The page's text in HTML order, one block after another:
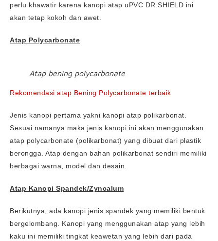
perlu khawatir karena kanopi atap uPVC DR.SHIELD ini
akan tetap kokoh dan awet.
Atap Polycarbonate
Atap bening polycarbonate
Rekomendasi atap Bening Polycarbonate terbaik
Jenis kanopi pertama yakni kanopi atap polikarbonat.
Sesuai namanya maka jenis kanopi ini akan menggunakan
atap polycarbonate (polikarbonat) yang dibuat dari plastik
berongga. Atap dengan bahan polikarbonat sendiri memiliki
berbagai warna, model dan desain.
Atap Kanopi Spandek/Zyncalum
Berikutnya, ada kanopi jenis spandek yang memiliki bentuk
bergelombang. Kanopi yang menggunakan atap yang lebih
kaku ini memiliki tingkat keawetan yang lebih dari pada